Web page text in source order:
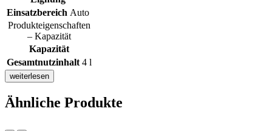
Einsatzbereich Auto
Produkteigenschaften
– Kapazität
Kapazität
Gesamtnutzinhalt 4 l
weiterlesen
Ähnliche Produkte